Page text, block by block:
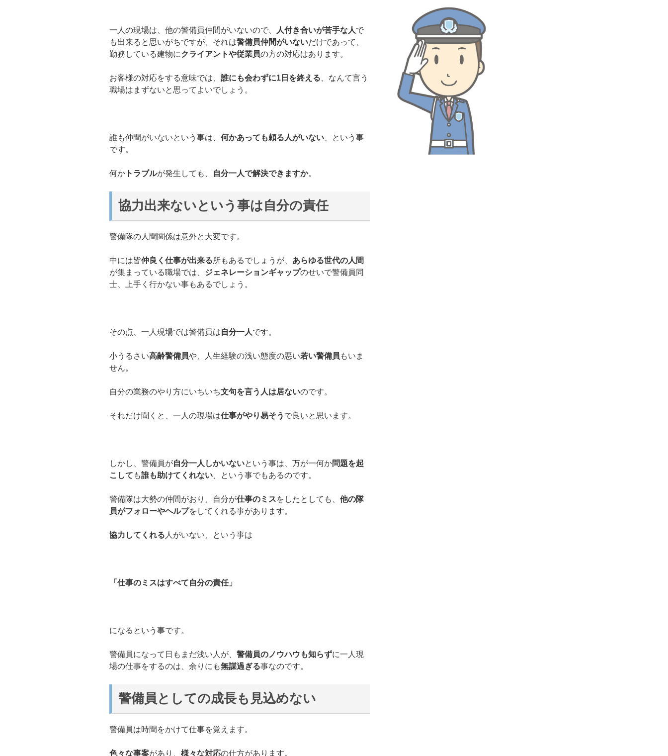
一人の現場は、他の警備員仲間がいないので、 人付き合いが苦手な人で
も出来ると思いがちですが、それは警備員仲間がいないだけであって、
勤務している建物にクライアントや従業員の方の対応はあります。
お客様の対応をする意味では、 誰にも会わずに1日を終える 、なんて言う
職場はまずないと思ってよいでしょう。
誰も仲間がいないという事は、 何かあっても頼る人がいない 、という事
です。
何か トラブルが発生しても、 自分一人で解決できますか。
協力出来ないという事は自分の責任
警備隊の人間関係は意外と大変です。
中には皆仲良く仕事が出来る所もあるでしょうが、 あらゆる世代の人間
が集まっている職場では、 ジェネレーションギャップのせいで警備員同
士、上手く行かない事もあるでしょう。
その点、一人現場では警備員は自分一人です。
小うるさい高齢警備員や、人生経験の浅い態度の悪い若い警備員 もいま
せん。
自分の業務のやり方にいちいち文句を言う人は居ないのです。
それだけ聞くと、一人の現場は仕事がやり易そう で良いと思います。
しかし、警備員が自分一人しかいないという事は、万が一何か問題を起
こして も誰も助けてくれない 、という事でもあるのです。
警備隊は大勢の仲間がおり、自分が仕事のミスをしたとしても、 他の隊
員がフォローやヘルプをしてくれる事があります。
協力してくれる 人がいない、という事は
「仕事のミスはすべて自分の責任」
になるという事です。
警備員になって日もまだ浅い人が、 警備員のノウハウも知らずに一人現
場の仕事をするのは、余りにも無謀過ぎる事なのです。
警備員としての成長も見込めない
警備員は時間をかけて仕事を覚えます。
色々な事案があり、 様々な対応の仕方があります。